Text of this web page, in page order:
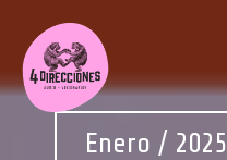
Enero / 2025